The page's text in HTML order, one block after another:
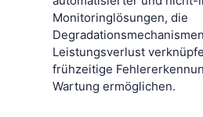
Monitoringlösungen, die
Leistungsverlust
frühzeitige
Wartung ermöglichen.